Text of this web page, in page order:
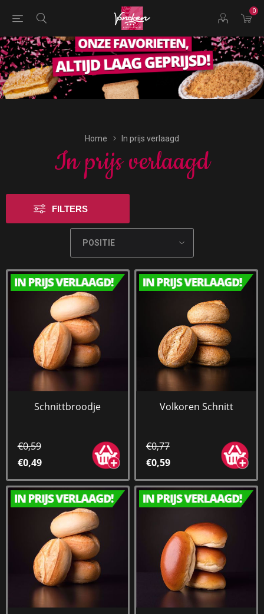
0
Bestellingen voor morgen kunnen vandaag uiterlijk tot
17:00 uur worden geplaatst.
Home In prijs verlaagd
In prijs verlaagd
FILTERS
Schnittbroodje
€0,59
€0,49
Volkoren Schnitt
€0,77
€0,59